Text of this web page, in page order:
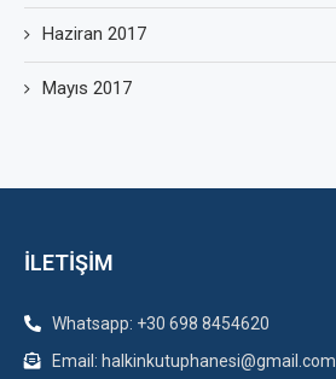
Haziran 2017
Mayıs 2017
İLETİŞİM
Whatsapp: +30 698 8454620
Email: halkinkutuphanesi@gmail.com